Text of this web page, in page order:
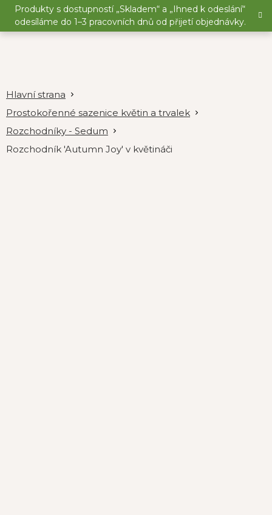
Přejít
obsah
Produkty s dostupností „Skladem“ a „Ihned k odeslání“
odesíláme do 1–3 pracovních dnů od přijetí objednávky.
Prostokořenné sazenice květin a trvalek
Rozchodníky - Sedum
Rozchodník 'Autumn Joy' v květináči